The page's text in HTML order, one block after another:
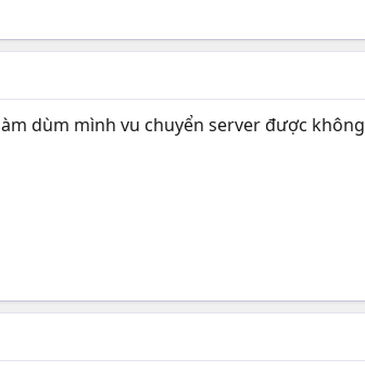
dùm mình vu chuyển server được không